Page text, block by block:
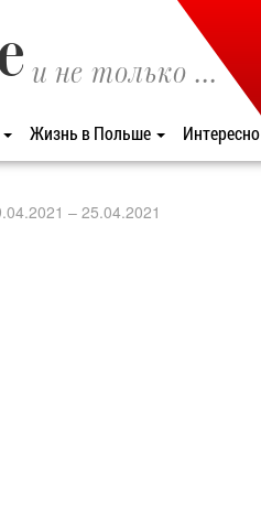
и не только ...
Жизнь в Польше Интересно
– 25.04.2021